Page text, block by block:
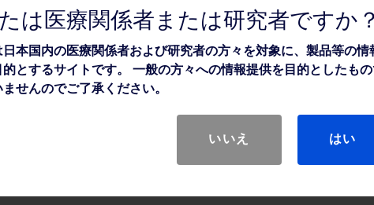
は医療関係者または研究者ですか？
日本国内の医療関係者および研究者の方々を対象に、製品等の情
的とするサイトです。 一般の方々への情報提供を目的としたも
せんのでご了承ください。
いいえ はい